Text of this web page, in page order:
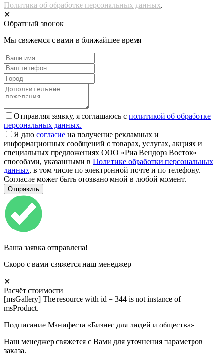
Политика об обработке персональных данных.
✕
Обратный звонок
Мы свяжемся с вами в ближайшее время
Отправляя заявку, я соглашаюсь с политикой об обработке
персональных данных.
Я даю согласие на получение рекламных и
информационных сообщений о товарах, услугах, акциях и
специальных предложениях ООО «Риа Вендорз Восток»
способами, указанными в Политике обработки персональных
данных, в том числе по электронной почте и по телефону.
Согласие может быть отозвано мной в любой момент.
Ваша заявка отправлена!
Скоро с вами свяжется наш менеджер
✕
Расчёт стоимости
[msGallery] The resource with id = 344 is not instance of
msProduct.
Подписание Манифеста «Бизнес для людей и общества»
Наш менеджер свяжется с Вами для уточнения параметров
заказа.